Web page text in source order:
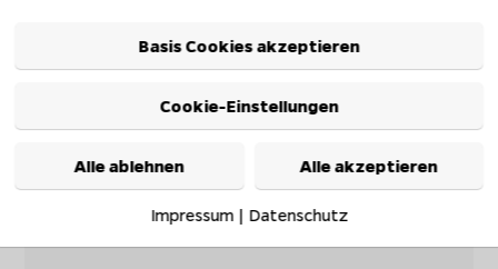
Basis Cookies akzeptieren
Cookie-Einstellungen
Alle ablehnen Alle akzeptieren
Impressum| Datenschutz